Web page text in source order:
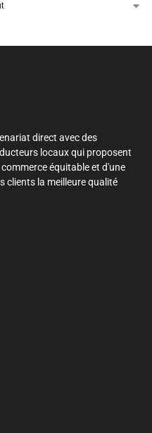
direct avec des
locaux qui proposent
équitable et d'une
clients la meilleure qualité